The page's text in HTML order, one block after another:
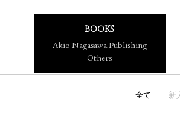
BOOKS
Akio Nagasawa Publishing
Others
全て 新